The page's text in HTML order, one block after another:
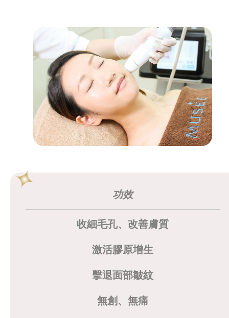
功效
收細毛孔、改善膚質
激活膠原增生
擊退面部皺紋
無創、無痛